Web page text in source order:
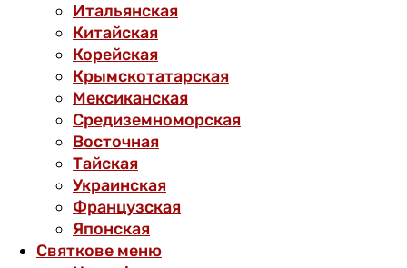
Итальянская
Китайская
Корейская
Крымскотатарская
Мексиканская
Средиземноморская
Восточная
Тайская
Украинская
Французская
Японская
Святкове меню